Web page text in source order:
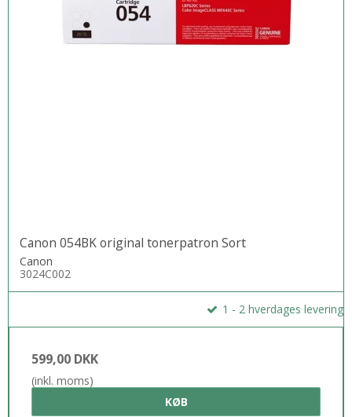
Canon 054BK original tonerpatron Sort
Canon
3024C002
1 - 2 hverdages levering
599,00 DKK
(inkl. moms)
KØB